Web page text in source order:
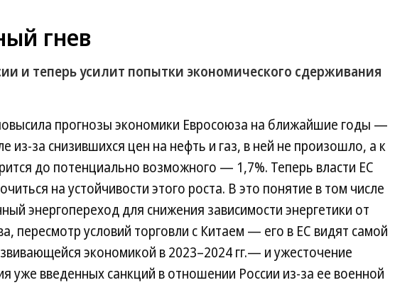
гнев
и теперь усилит попытки экономического сдерживания
прогнозы экономики Евросоюза на ближайшие годы —
из-за снизившихся цен на нефть и газ, в ней не произошло, а к
до потенциально возможного — 1,7%. Теперь власти ЕС
на устойчивости этого роста. В это понятие в том числе
энергопереход для снижения зависимости энергетики от
пересмотр условий торговли с Китаем — его в ЕС видят самой
экономикой в 2023–2024 гг.— и ужесточение
уже введенных санкций в отношении России из-за ее военной